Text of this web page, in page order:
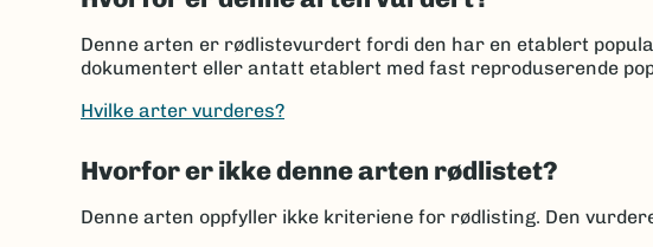
Denne arten er rødlistevurdert fordi den har en etablert
dokumentert eller antatt etablert med fast reproduserende
Hvilke arter vurderes?
Hvorfor er ikke denne arten rødlistet?
Denne arten oppfyller ikke kriteriene for rødlisting. Den